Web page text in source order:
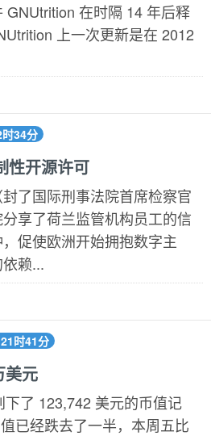
GNUtrition 在时隔 14 年后释
上一次更新是在 2012
34分
性开源许可
了国际刑事法院首席检察官
享了荷兰监管机构员工的信
促使欧洲开始拥抱数字主
赖...
时41分
美元
了 123,742 美元的币值记
已经跌去了一半，本周五比